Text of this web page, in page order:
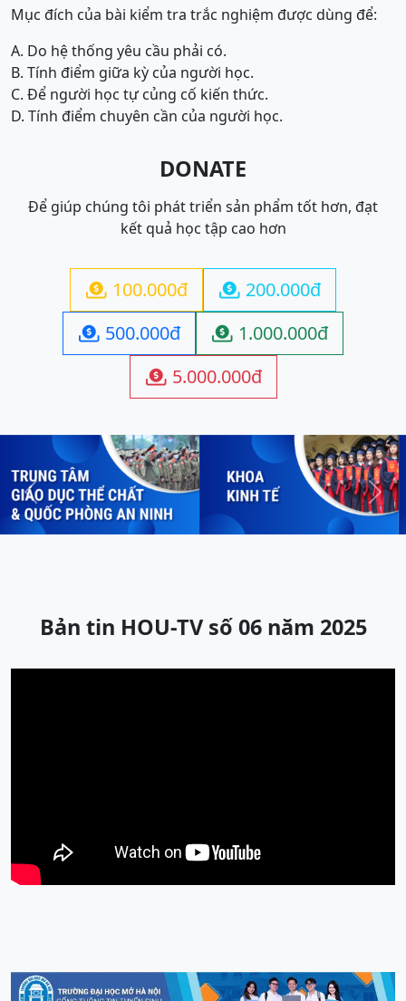
Mục đích của bài kiểm tra trắc nghiệm được dùng để:
A. Do hệ thống yêu cầu phải có.
B. Tính điểm giữa kỳ của người học.
C. Để người học tự củng cố kiến thức.
D. Tính điểm chuyên cần của người học.
DONATE
Để giúp chúng tôi phát triển sản phẩm tốt hơn, đạt
kết quả học tập cao hơn
 100.000đ  200.000đ
 500.000đ  1.000.000đ
 5.000.000đ
Previous Next
Bản tin HOU-TV số 06 năm 2025